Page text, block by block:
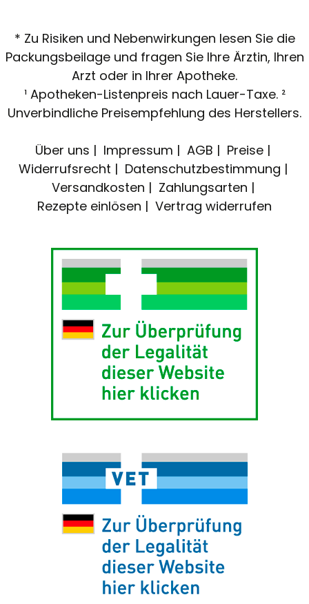
* Zu Risiken und Nebenwirkungen lesen Sie die
Packungsbeilage und fragen Sie Ihre Ärztin, Ihren
Arzt oder in Ihrer Apotheke.
¹ Apotheken-Listenpreis nach Lauer-Taxe. ²
Unverbindliche Preisempfehlung des Herstellers.
Über uns Impressum AGB
Preise
Widerrufsrecht
Datenschutzbestimmung
Versandkosten
Zahlungsarten
Rezepte einlösen
Vertrag widerrufen